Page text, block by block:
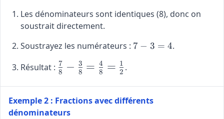
Les dénominateurs sont identiques (8), donc on
soustrait directement.
Soustrayez les numérateurs : 7
7 − 3 = 4.
Résultat : \large
\frac{7}
{8} -
\frac{3}
{8} =
8
7 − 8
3 = 8
4 = 2
1 .
Exemple 2 : Fractions avec différents
dénominateurs